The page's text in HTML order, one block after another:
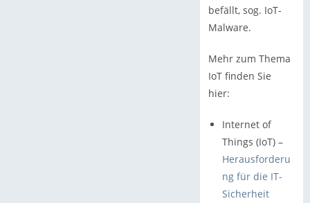
befällt, sog. IoT-
Malware.
Mehr zum Thema
IoT finden Sie
hier:
Internet of
Things (IoT) –
Herausforderu
ng für die IT-
Sicherheit